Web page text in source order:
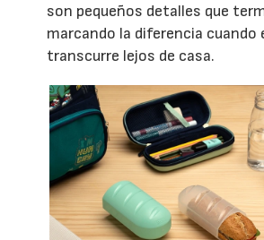
son pequeños detalles que
marcando la diferencia cuando
transcurre lejos de casa.